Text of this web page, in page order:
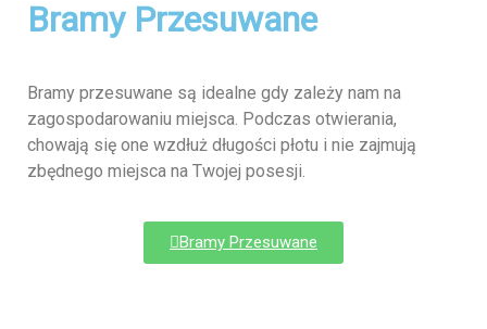
Bramy Przesuwane
Bramy przesuwane są idealne gdy zależy nam na
zagospodarowaniu miejsca. Podczas otwierania,
chowają się one wzdłuż długości płotu i nie zajmują
zbędnego miejsca na Twojej posesji.
Bramy Przesuwane